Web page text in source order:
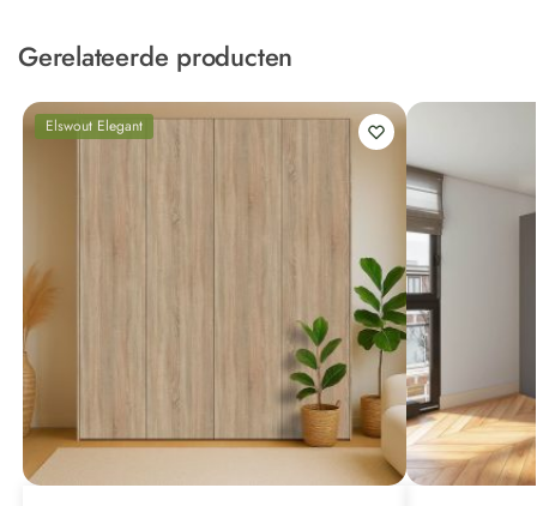
Gerelateerde producten
Elswout Elegant